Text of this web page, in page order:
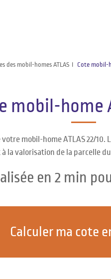
des mobil-homes ATLAS Cote mobil-
mobil-home
mobil-home ATLAS 22/
la valorisation de la parcelle
en 2 min
Calculer ma cote